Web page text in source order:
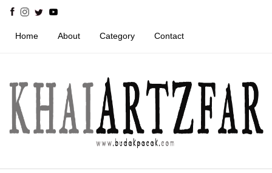
Home About Category Contact